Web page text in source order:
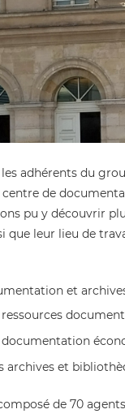
adhérents du
centre de
pu y découvrir
que leur lieu de
et
ressources
documentation
archives et
de 70